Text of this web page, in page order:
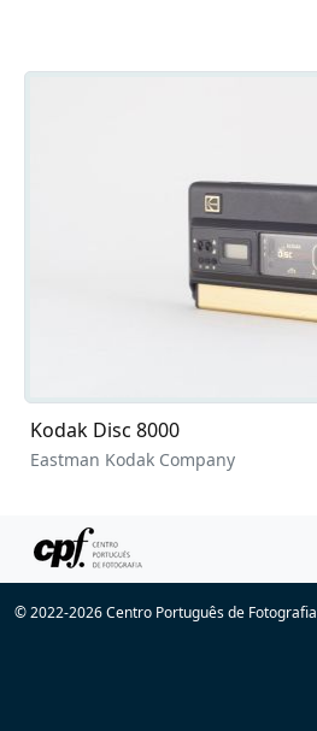
Kodak Disc 8000
Eastman Kodak Company
© 2022-2026 Centro Português de Fotografia